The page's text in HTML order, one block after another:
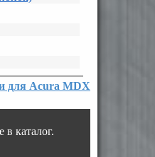
для Acura MDX
каталог.